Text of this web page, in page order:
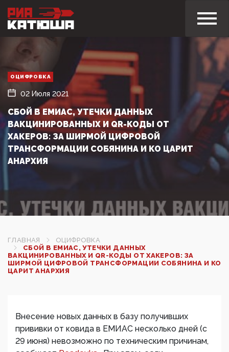
ОЦИФРОВКА
02 Июля 2021
СБОЙ В ЕМИАС, УТЕЧКИ ДАННЫХ
ВАКЦИНИРОВАННЫХ И QR-КОДЫ ОТ
ХАКЕРОВ: ЗА ШИРМОЙ ЦИФРОВОЙ
ТРАНСФОРМАЦИИ СОБЯНИНА И КО ЦАРИТ
АНАРХИЯ
ГЛАВНАЯ
ОЦИФРОВКА
СБОЙ В ЕМИАС, УТЕЧКИ ДАННЫХ
ВАКЦИНИРОВАННЫХ И QR-КОДЫ ОТ ХАКЕРОВ: ЗА
ШИРМОЙ ЦИФРОВОЙ ТРАНСФОРМАЦИИ СОБЯНИНА И КО
ЦАРИТ АНАРХИЯ
Внесение новых данных в базу получивших
прививки от ковида в ЕМИАС несколько дней (с
29 июня) невозможно по техническим причинам,